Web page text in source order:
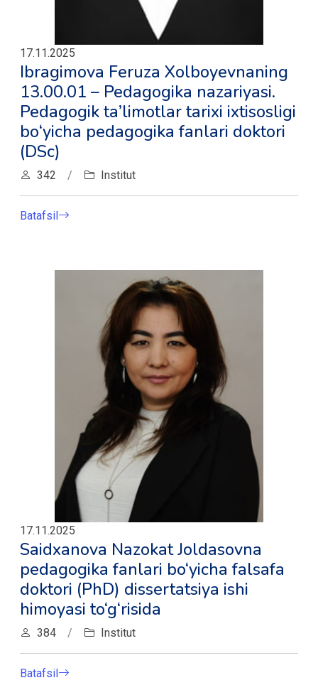
17.11.2025
Ibragimova Feruza Xolboyevnaning
13.00.01 – Pedagogika nazariyasi.
Pedagogik ta’limotlar tarixi ixtisosligi
bо‘yicha pedagogika fanlari doktori
(DSc)
342 / Institut
Batafsil
17.11.2025
Saidxanova Nazokat Joldasovna
pedagogika fanlari bo‘yicha falsafa
doktori (PhD) dissertatsiya ishi
himoyasi to‘g‘risida
384 / Institut
Batafsil